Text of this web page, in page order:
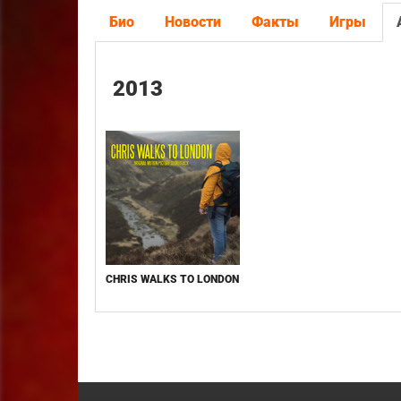
Био Новости Факты Игры
2013
CHRIS WALKS TO LONDON